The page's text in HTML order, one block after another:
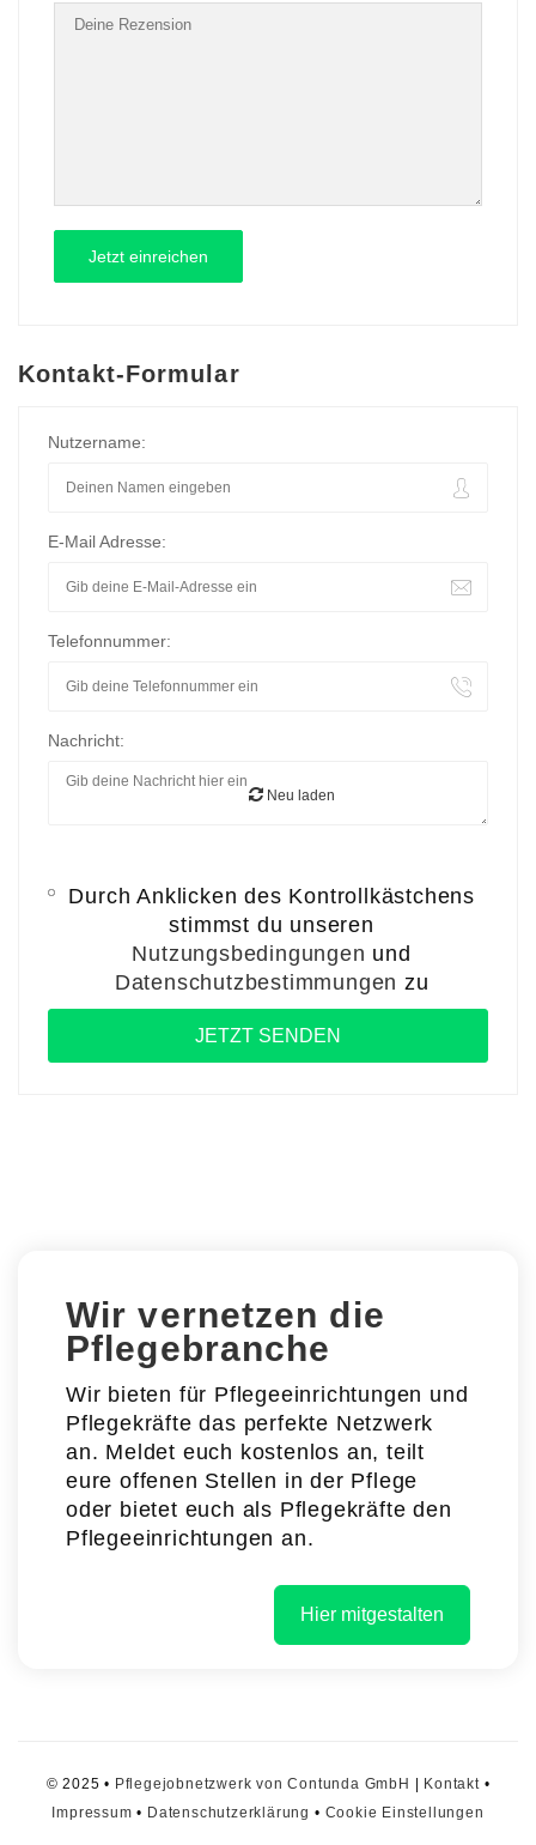
Kontakt-Formular
Nutzername:
E-Mail Adresse:
Telefonnummer:
Nachricht:
Neu laden
Durch Anklicken des Kontrollkästchens
stimmst du unseren
Nutzungsbedingungen und
Datenschutzbestimmungen zu
Wir vernetzen die
Pflegebranche
Wir bieten für Pflegeeinrichtungen und
Pflegekräfte das perfekte Netzwerk
an. Meldet euch kostenlos an, teilt
eure offenen Stellen in der Pflege
oder bietet euch als Pflegekräfte den
Pflegeeinrichtungen an.
Hier mitgestalten
© 2025 • Pflegejobnetzwerk von Contunda GmbH Kontakt•
Impressum • Datenschutzerklärung • Cookie Einstellungen